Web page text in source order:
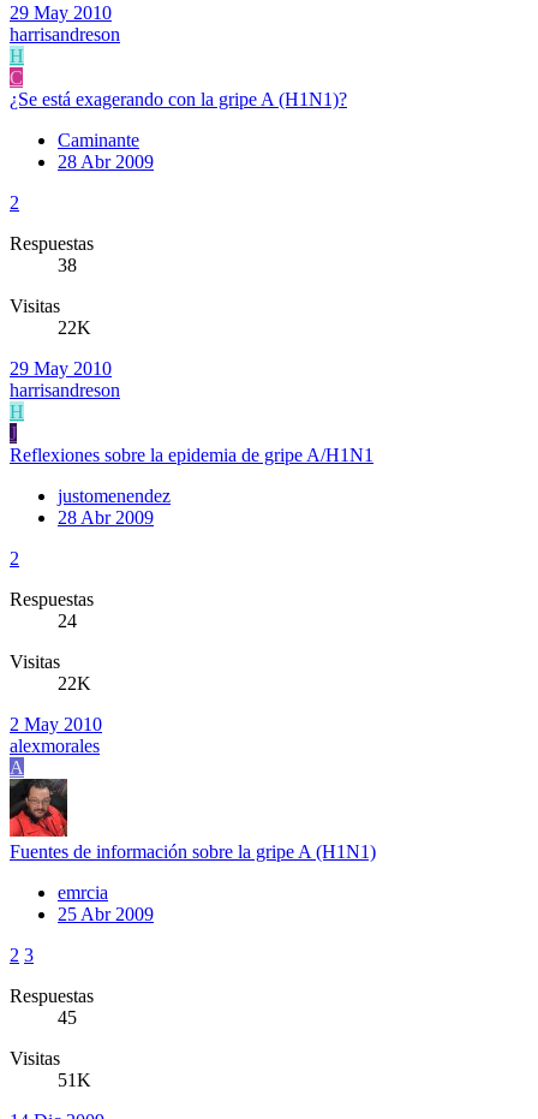
29 May 2010
harrisandreson
H
C
¿Se está exagerando con la gripe A (H1N1)?
Caminante
28 Abr 2009
2
Respuestas
38
Visitas
22K
29 May 2010
harrisandreson
H
J
Reflexiones sobre la epidemia de gripe A/H1N1
justomenendez
28 Abr 2009
2
Respuestas
24
Visitas
22K
2 May 2010
alexmorales
A
Fuentes de información sobre la gripe A (H1N1)
emrcia
25 Abr 2009
2 3
Respuestas
45
Visitas
51K